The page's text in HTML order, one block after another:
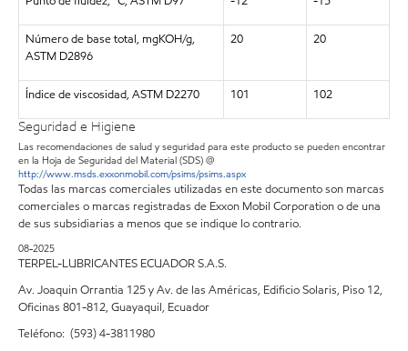
Número de base total, mgKOH/g,
ASTM D2896
20 20
Índice de viscosidad, ASTM D2270 101 102
Seguridad e Higiene
Las recomendaciones de salud y seguridad para este producto se pueden encontrar
en la Hoja de Seguridad del Material (SDS) @
http://www.msds.exxonmobil.com/psims/psims.aspx
Todas las marcas comerciales utilizadas en este documento son marcas
comerciales o marcas registradas de Exxon Mobil Corporation o de una
de sus subsidiarias a menos que se indique lo contrario.
08-2025
TERPEL-LUBRICANTES ECUADOR S.A.S.
Av. Joaquin Orrantia 125 y Av. de las Américas, Edificio Solaris, Piso 12,
Oficinas 801-812, Guayaquil, Ecuador
Teléfono: (593) 4-3811980